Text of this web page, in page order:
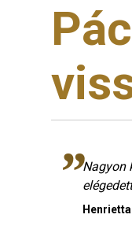
Nagyon
Henrietta